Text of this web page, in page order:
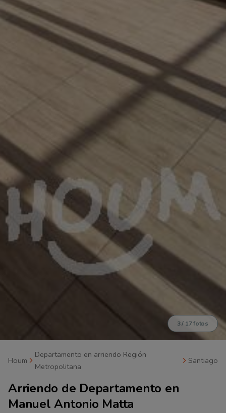
4/ 17fotos
Houm
Departamento en arriendo Región
Metropolitana
Santiago
Arriendo de Departamento en
Manuel Antonio Matta